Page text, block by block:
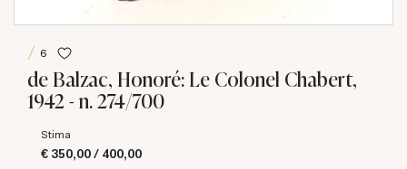
6
de Balzac, Honoré: Le Colonel Chabert,
1942 - n. 274/700
Stima
€ 350,00 / 400,00